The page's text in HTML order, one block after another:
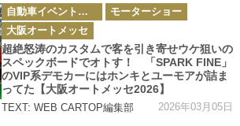
カ
テ
ゴ
リ
ー
自動車イベント・カーイベント
モーターショー
大阪オートメッセ
超絶怒涛のカスタムで客を引き寄せウケ狙いの
スペックボードでオトす！ 「SPARK FINE」
のVIP系デモカーにはホンキとユーモアが詰ま
ってた【大阪オートメッセ2026】
TEXT: WEB CARTOP編集部 2026年03月05日